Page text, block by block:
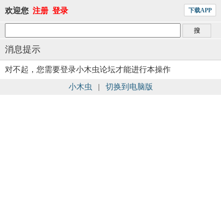
欢迎您 注册 登录 下载APP
消息提示
对不起，您需要登录小木虫论坛才能进行本操作
小木虫 | 切换到电脑版